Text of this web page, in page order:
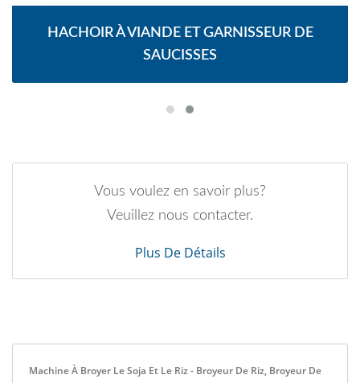
HACHOIR À VIANDE ET GARNISSEUR DE
SAUCISSES
Vous voulez en savoir plus?
Veuillez nous contacter.
Plus De Détails
Machine À Broyer Le Soja Et Le Riz - Broyeur De Riz, Broyeur De